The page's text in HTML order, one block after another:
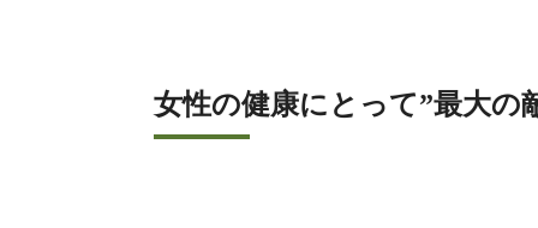
女性の健康にとって”最大の